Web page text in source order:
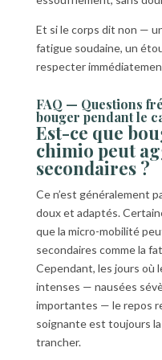
Et si le corps dit non —
fatigue soudaine, un
respecter
FAQ — Questions
bouger pendant le
Est-ce que
chimio peut
secondaires ?
Ce n’est généralement
doux et adaptés.
que la micro-mobilité
secondaires comme la
Cependant, les jours où
intenses — nausées
importantes — le repos
soignante est toujours
trancher.